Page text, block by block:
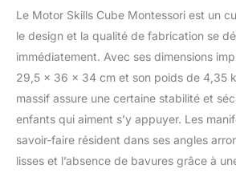
Le Motor Skills Cube Montessori est un
le design et la qualité de fabrication se
immédiatement. Avec ses dimensions
29,5 x 36 x 34 cm et son poids de 4,35
massif assure une certaine stabilité et
enfants qui aiment s’y appuyer. Les
savoir-faire résident dans ses angles
lisses et l’absence de bavures grâce à